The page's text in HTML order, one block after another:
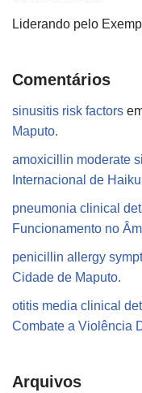
Liderando pelo
Comentários
sinusitis risk factors
Maputo.
amoxicillin moderate
Internacional de
pneumonia clinical
Funcionamento no
penicillin allergy
Cidade de Maputo.
otitis media clinical
Combate a Violência
Arquivos